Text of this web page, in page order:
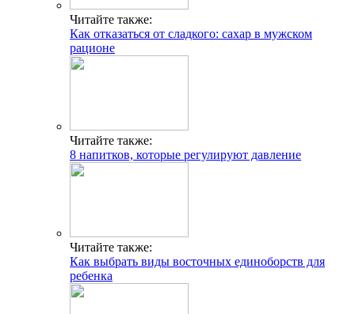
Читайте также:
Как отказаться от сладкого: сахар в мужском
рационе
Читайте также:
8 напитков, которые регулируют давление
Читайте также:
Как выбрать виды восточных единоборств для
ребенка